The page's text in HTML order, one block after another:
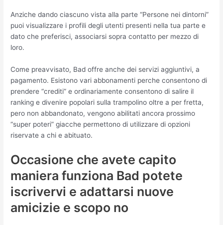
Anziche dando ciascuno vista alla parte “Persone nei dintorni”
puoi visualizzare i profili degli utenti presenti nella tua parte e
dato che preferisci, associarsi sopra contatto per mezzo di
loro.
Come preavvisato, Bad offre anche dei servizi aggiuntivi, a
pagamento. Esistono vari abbonamenti perche consentono di
prendere “crediti” e ordinariamente consentono di salire il
ranking e divenire popolari sulla trampolino oltre a per fretta,
pero non abbandonato, vengono abilitati ancora prossimo
“super poteri” giacche permettono di utilizzare di opzioni
riservate a chi e abituato.
Occasione che avete capito
maniera funziona Bad potete
iscrivervi e adattarsi nuove
amicizie e scopo no